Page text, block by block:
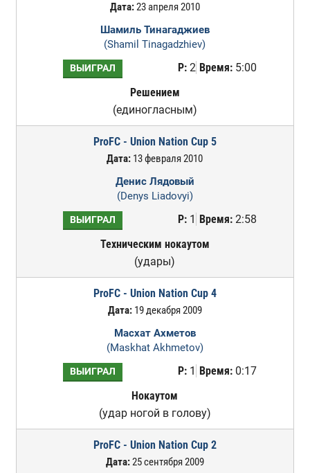
Дата:23 апреля 2010
Шамиль Тинагаджиев
(Shamil Tinagadzhiev)
ВЫИГРАЛ Р:2 Время:5:00
Решением
(единогласным)
ProFC - Union Nation Cup 5
Дата: 13 февраля 2010
Денис Лядовый
(Denys Liadovyi)
ВЫИГРАЛ Р:1 Время:2:58
Техническим нокаутом
(удары)
ProFC - Union Nation Cup 4
Дата:19 декабря 2009
Масхат Ахметов
(Maskhat Akhmetov)
ВЫИГРАЛ Р:1 Время:0:17
Нокаутом
(удар ногой в голову)
ProFC - Union Nation Cup 2
Дата:25 сентября 2009